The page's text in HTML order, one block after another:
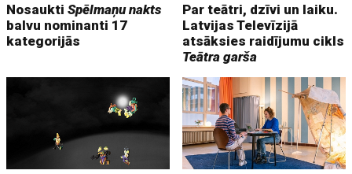
NosauktiSpēlmaņu nakts
balvu nominanti 17
kategorijās
Par teātri, dzīvi un laiku.
Latvijas Televīzijā
atsāksies raidījumu cikls
Teātra garša